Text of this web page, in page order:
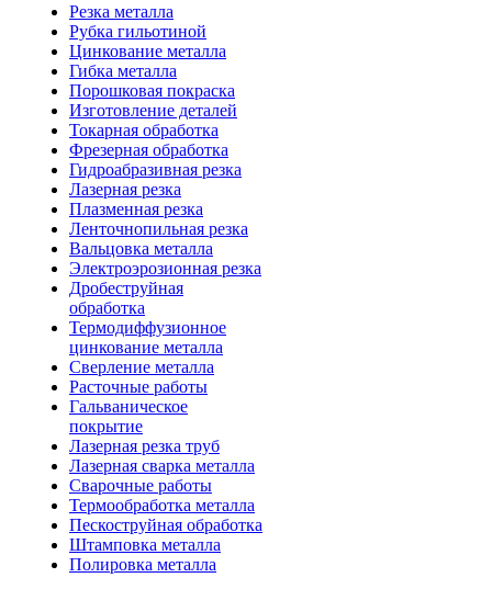
Резка металла
Рубка гильотиной
Цинкование металла
Гибка металла
Порошковая покраска
Изготовление деталей
Токарная обработка
Фрезерная обработка
Гидроабразивная резка
Лазерная резка
Плазменная резка
Ленточнопильная резка
Вальцовка металла
Электроэрозионная резка
Дробеструйная
обработка
Термодиффузионное
цинкование металла
Сверление металла
Расточные работы
Гальваническое
покрытие
Лазерная резка труб
Лазерная сварка металла
Сварочные работы
Термообработка металла
Пескоструйная обработка
Штамповка металла
Полировка металла